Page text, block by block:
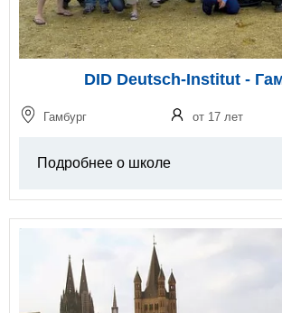
DID Deutsch-Institut -
Гамбург от 17 лет
Подробнее о школе